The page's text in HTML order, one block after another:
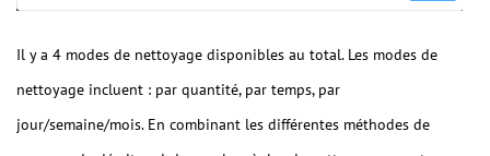
Il y a 4 modes de nettoyage disponibles au total. Les modes de
nettoyage incluent : par quantité, par temps, par
jour/semaine/mois. En combinant les différentes méthodes de